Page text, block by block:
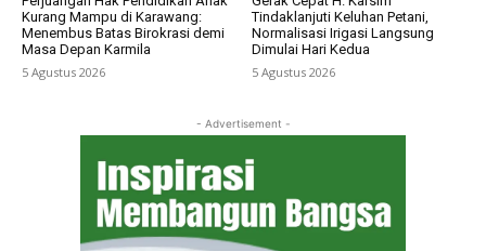
Kurang Mampu di Karawang:
Menembus Batas Birokrasi demi
Masa Depan Karmila
5 Agustus 2026
Tindaklanjuti Keluhan Petani,
Normalisasi Irigasi Langsung
Dimulai Hari Kedua
5 Agustus 2026
- Advertisement -